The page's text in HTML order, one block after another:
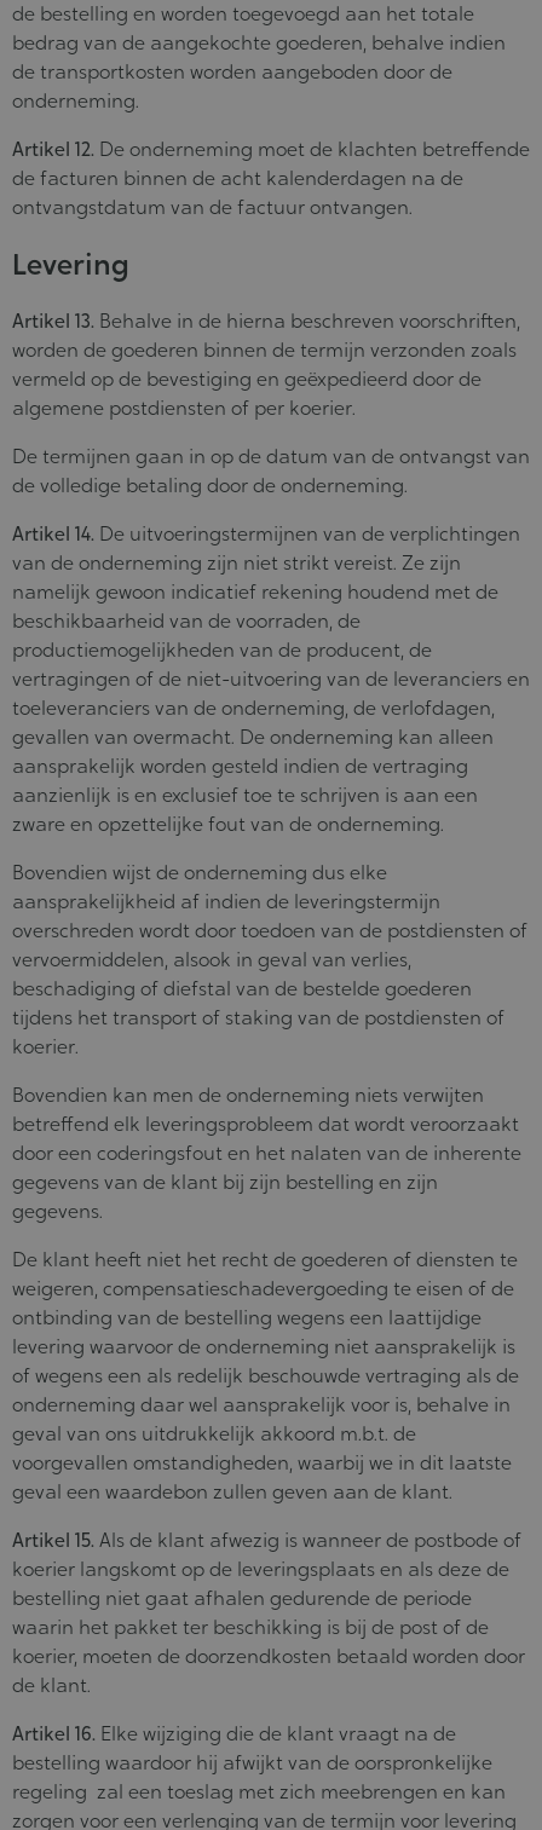
de bestelling en worden toegevoegd aan het totale
bedrag van de aangekochte goederen, behalve indien
de transportkosten worden aangeboden door de
onderneming.
Artikel 12. De onderneming moet de klachten betreffende
de facturen binnen de acht kalenderdagen na de
ontvangstdatum van de factuur ontvangen.
Levering
Artikel 13. Behalve in de hierna beschreven voorschriften,
worden de goederen binnen de termijn verzonden zoals
vermeld op de bevestiging en geëxpedieerd door de
algemene postdiensten of per koerier.
De termijnen gaan in op de datum van de ontvangst van
de volledige betaling door de onderneming.
Artikel 14. De uitvoeringstermijnen van de verplichtingen
van de onderneming zijn niet strikt vereist. Ze zijn
namelijk gewoon indicatief rekening houdend met de
beschikbaarheid van de voorraden, de
productiemogelijkheden van de producent, de
vertragingen of de niet-uitvoering van de leveranciers en
toeleveranciers van de onderneming, de verlofdagen,
gevallen van overmacht. De onderneming kan alleen
aansprakelijk worden gesteld indien de vertraging
aanzienlijk is en exclusief toe te schrijven is aan een
zware en opzettelijke fout van de onderneming.
Bovendien wijst de onderneming dus elke
aansprakelijkheid af indien de leveringstermijn
overschreden wordt door toedoen van de postdiensten of
vervoermiddelen, alsook in geval van verlies,
beschadiging of diefstal van de bestelde goederen
tijdens het transport of staking van de postdiensten of
koerier.
Bovendien kan men de onderneming niets verwijten
betreffend elk leveringsprobleem dat wordt veroorzaakt
door een coderingsfout en het nalaten van de inherente
gegevens van de klant bij zijn bestelling en zijn
gegevens.
De klant heeft niet het recht de goederen of diensten te
weigeren, compensatieschadevergoeding te eisen of de
ontbinding van de bestelling wegens een laattijdige
levering waarvoor de onderneming niet aansprakelijk is
of wegens een als redelijk beschouwde vertraging als de
onderneming daar wel aansprakelijk voor is, behalve in
geval van ons uitdrukkelijk akkoord m.b.t. de
voorgevallen omstandigheden, waarbij we in dit laatste
geval een waardebon zullen geven aan de klant.
Artikel 15. Als de klant afwezig is wanneer de postbode of
koerier langskomt op de leveringsplaats en als deze de
bestelling niet gaat afhalen gedurende de periode
waarin het pakket ter beschikking is bij de post of de
koerier, moeten de doorzendkosten betaald worden door
de klant.
Artikel 16. Elke wijziging die de klant vraagt na de
bestelling waardoor hij afwijkt van de oorspronkelijke
regeling zal een toeslag met zich meebrengen en kan
zorgen voor een verlenging van de termijn voor levering